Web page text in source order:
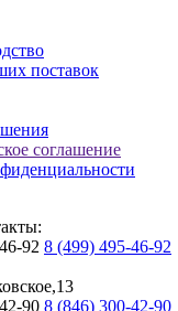
поставок
соглашение
8 (499) 495-46-92
8 (846) 300-42-90